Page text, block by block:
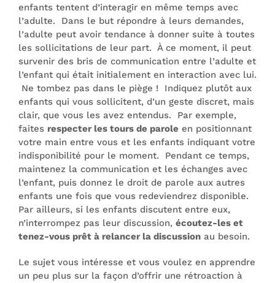
enfants tentent d’interagir en même temps avec
l’adulte. Dans le but répondre à leurs demandes,
l’adulte peut avoir tendance à donner suite à toutes
les sollicitations de leur part. À ce moment, il peut
survenir des bris de communication entre l’adulte et
l’enfant qui était initialement en interaction avec lui.
Ne tombez pas dans le piège ! Indiquez plutôt aux
enfants qui vous sollicitent, d’un geste discret, mais
clair, que vous les avez entendus. Par exemple,
faites respecter les tours de parole en positionnant
votre main entre vous et les enfants indiquant votre
indisponibilité pour le moment. Pendant ce temps,
maintenez la communication et les échanges avec
l’enfant, puis donnez le droit de parole aux autres
enfants une fois que vous redeviendrez disponible.
Par ailleurs, si les enfants discutent entre eux,
n’interrompez pas leur discussion, écoutez-les et
tenez-vous prêt à relancer la discussion au besoin.
Le sujet vous intéresse et vous voulez en apprendre
un peu plus sur la façon d’offrir une rétroaction à